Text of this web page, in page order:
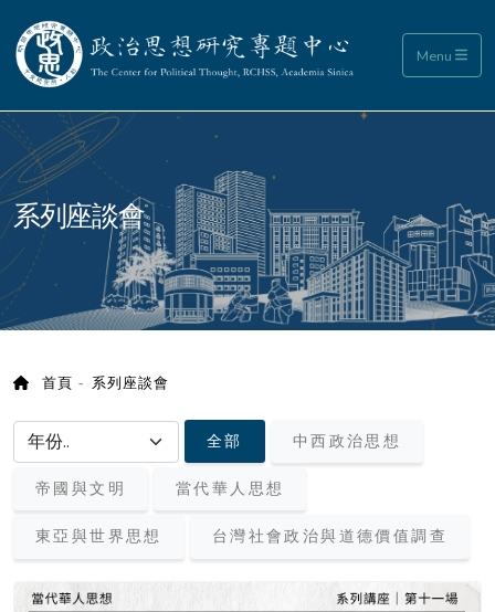
政治思想研究專題中心 Menu
:::
系列座談會
首頁 系列座談會
選擇年份/choose year 全部 中西政治思想
帝國與文明 當代華人思想
東亞與世界思想 台灣社會政治與道德價值調查